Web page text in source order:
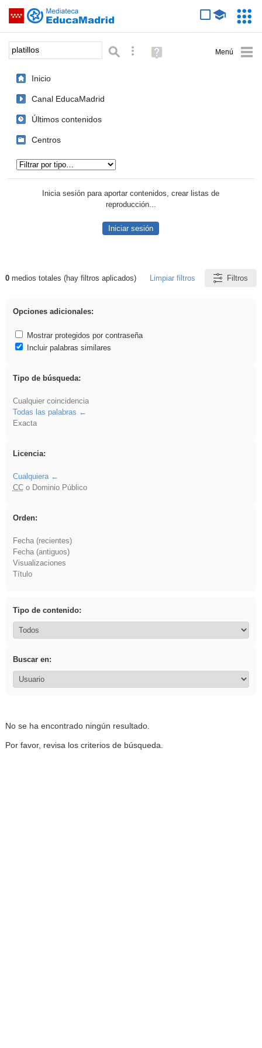
Saltar navegación
Palabra o frase: Búsqueda avanzada
Ayuda
(en
Inicio
Canal EducaMadrid
Últimos contenidos
Centros
Inicia sesión para aportar contenidos, crear listas de
reproducción...
Iniciar sesión
Resultados de: platillos
0medios totales (hay filtros aplicados) Limpiar filtros Filtros
Opciones adicionales:
Mostrar protegidos por contraseña
Incluir palabras similares
Tipo de búsqueda:
Cualquier coincidencia
Todas las palabras
Exacta
Licencia:
Cualquiera
CCo Dominio Público
Orden:
Fecha (recientes)
Fecha (antiguos)
Visualizaciones
Título
Tipo de contenido:
Buscar en:
No se ha encontrado ningún resultado.
Por favor, revisa los criterios de búsqueda.